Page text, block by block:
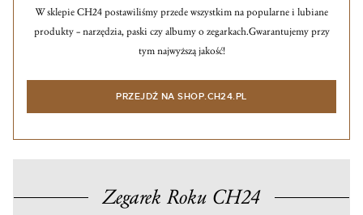
W sklepie CH24 postawiliśmy przede wszystkim na popularne i lubiane
produkty – narzędzia, paski czy albumy o zegarkach.Gwarantujemy przy
tym najwyższą jakość!
PRZEJDŹ NA SHOP.CH24.PL
Zegarek Roku CH24